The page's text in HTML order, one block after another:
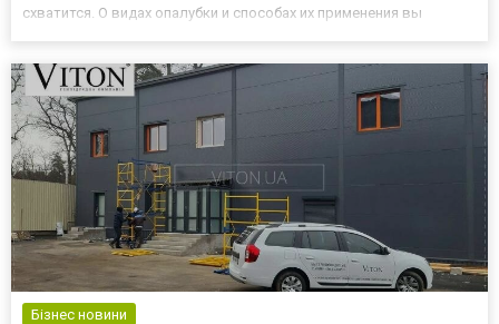
схватится. О видах опалубки и способах их применения вы
Что...
Бізнес новини